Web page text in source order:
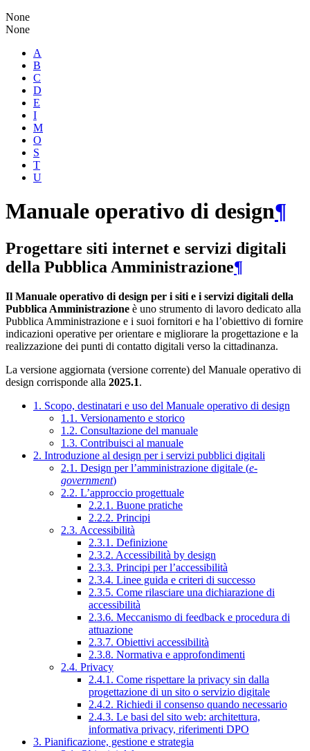
None
None
A
B
C
D
E
I
M
O
S
T
U
Manuale operativo di design¶
Progettare siti internet e servizi digitali
della Pubblica Amministrazione¶
Il Manuale operativo di design per i siti e i servizi digitali della
Pubblica Amministrazione è uno strumento di lavoro dedicato alla
Pubblica Amministrazione e i suoi fornitori e ha l’obiettivo di fornire
indicazioni operative per orientare e migliorare la progettazione e la
realizzazione dei punti di contatto digitali verso la cittadinanza.
La versione aggiornata (versione corrente) del Manuale operativo di
design corrisponde alla 2025.1.
1. Scopo, destinatari e uso del Manuale operativo di design
1.1. Versionamento e storico
1.2. Consultazione del manuale
1.3. Contribuisci al manuale
2. Introduzione al design per i servizi pubblici digitali
2.1. Design per l’amministrazione digitale (e-
government)
2.2. L’approccio progettuale
2.2.1. Buone pratiche
2.2.2. Principi
2.3. Accessibilità
2.3.1. Definizione
2.3.2. Accessibilità by design
2.3.3. Principi per l’accessibilità
2.3.4. Linee guida e criteri di successo
2.3.5. Come rilasciare una dichiarazione di
accessibilità
2.3.6. Meccanismo di feedback e procedura di
attuazione
2.3.7. Obiettivi accessibilità
2.3.8. Normativa e approfondimenti
2.4. Privacy
2.4.1. Come rispettare la privacy sin dalla
progettazione di un sito o servizio digitale
2.4.2. Richiedi il consenso quando necessario
2.4.3. Le basi del sito web: architettura,
informativa privacy, riferimenti DPO
3. Pianificazione, gestione e strategia